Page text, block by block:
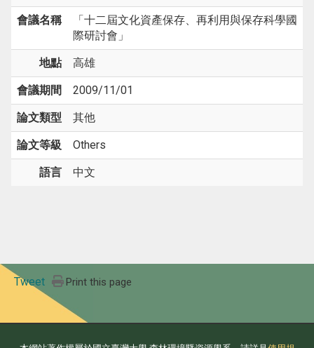
會議名稱
「十二屆文化資產保存、再利用與保存科學國
際研討會」
地點 高雄
會議期間 2009/11/01
論文類型 其他
論文等級 Others
語言 中文
Tweet Print this page